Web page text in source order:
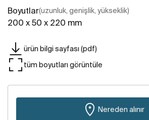
Boyutlar(uzunluk, genişlik, yükseklik)
200 x 50 x 220 mm
ürün bilgi sayfası (pdf)
tüm boyutları görüntüle
Nereden alınır